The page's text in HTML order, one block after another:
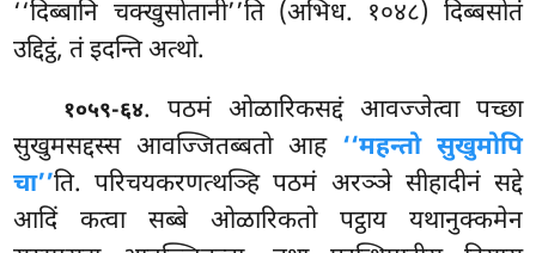
‘‘दिब्बानि चक्खुसोतानी’’ति (अभिध. १०४८) दिब्बसोतं
उद्दिट्ठं, तं इदन्ति अत्थो.
१०५९-६४. पठमं ओळारिकसद्दं आवज्जेत्वा पच्छा
सुखुमसद्दस्स आवज्जितब्बतो आह ‘‘महन्तो सुखुमोपि
चा’’ति. परिचयकरणत्थञ्हि पठमं अरञ्ञे सीहादीनं सद्दे
आदिं कत्वा सब्बे ओळारिकतो पट्ठाय यथानुक्कमेन